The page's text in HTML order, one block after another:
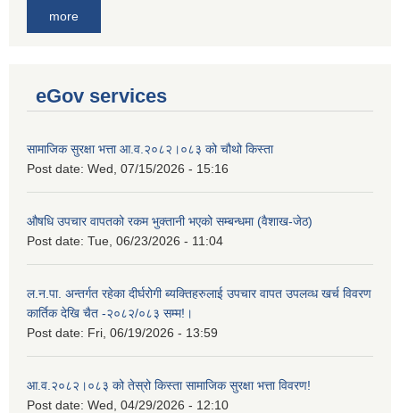
more
eGov services
सामाजिक सुरक्षा भत्ता आ.व.२०८२।०८३ को चौथो किस्ता
Post date: Wed, 07/15/2026 - 15:16
औषधि उपचार वापतको रकम भुक्तानी भएको सम्बन्धमा (वैशाख-जेठ)
Post date: Tue, 06/23/2026 - 11:04
ल.न.पा. अन्तर्गत रहेका दीर्घरोगी ब्यक्तिहरुलाई उपचार वापत उपलव्ध खर्च विवरण
कार्तिक देखि चैत -२०८२/०८३ सम्म!।
Post date: Fri, 06/19/2026 - 13:59
आ.व.२०८२।०८३ को तेस्रो किस्ता सामाजिक सुरक्षा भत्ता विवरण!
Post date: Wed, 04/29/2026 - 12:10